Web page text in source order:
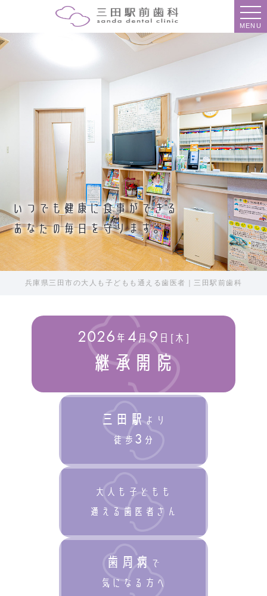
MENU
いつでも健康に食事ができる
あなたの毎日を守ります。
兵庫県三田市の大人も子どもも通える歯医者｜三田駅前歯科
2026 年 4月9 日[木]
継承開院
三田駅 より
徒歩 3 分
大人も子どもも
通える歯医者さん
歯周病 で
気になる方へ